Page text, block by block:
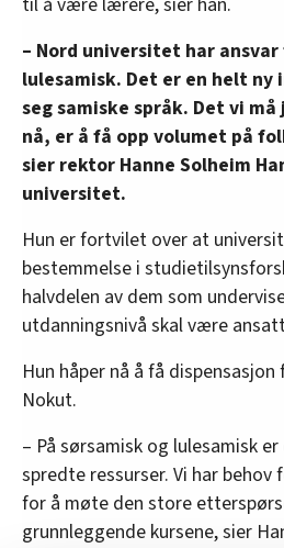
– Nord universitet har
lulesamisk. Det er en helt
seg samiske språk. Det vi
nå, er å få opp volumet på
sier rektor Hanne Solheim
universitet.
Hun er fortvilet over at
bestemmelse i
halvdelen av dem som
utdanningsnivå skal være
Hun håper nå å få
Nokut.
– På sørsamisk og lulesamisk
spredte ressurser. Vi har behov
for å møte den store
grunnleggende kursene, sier